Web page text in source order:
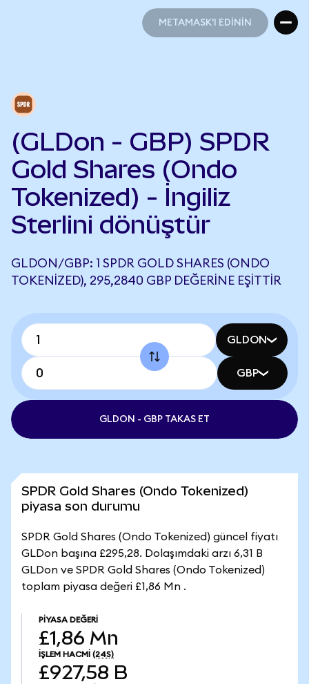
METAMASK'I EDİNİN
(GLDon - GBP) SPDR
Gold Shares (Ondo
Tokenized) - İngiliz
Sterlini dönüştür
GLDON/GBP: 1 SPDR GOLD SHARES (ONDO
TOKENIZED), 295,2840 GBP DEĞERINE EŞITTIR
GLDON
GBP
GLDON - GBP TAKAS ET
SPDR Gold Shares (Ondo Tokenized)
piyasa son durumu
SPDR Gold Shares (Ondo Tokenized) güncel fiyatı
GLDon başına £295,28. Dolaşımdaki arzı 6,31 B
GLDon ve SPDR Gold Shares (Ondo Tokenized)
toplam piyasa değeri £1,86 Mn .
PIYASA DEĞERI
£1,86 Mn
İŞLEM HACMI (24S)
£927,58 B